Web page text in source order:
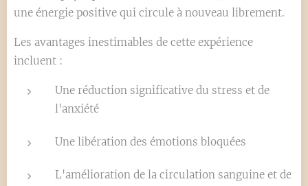
une énergie positive qui circule à nouveau librement.
Les avantages inestimables de cette expérience
incluent :
Une réduction significative du stress et de
l'anxiété
Une libération des émotions bloquées
L'amélioration de la circulation sanguine et de